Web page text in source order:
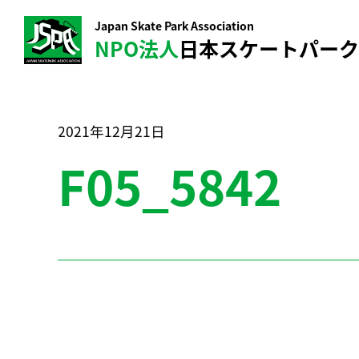
Japan Skate Park Association
NPO法人日本スケートパー
2021年12月21日
F05_5842